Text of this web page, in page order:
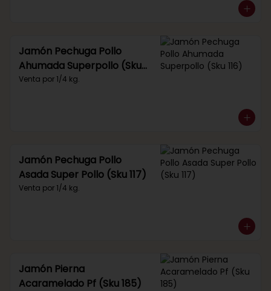
Jamón Pechuga Pollo
Ahumada Superpollo (Sku
116)
Venta por 1/4 kg.
Jamón Pechuga Pollo
Asada Super Pollo (Sku 117)
Venta por 1/4 kg.
Jamón Pierna
Acaramelado Pf (Sku 185)